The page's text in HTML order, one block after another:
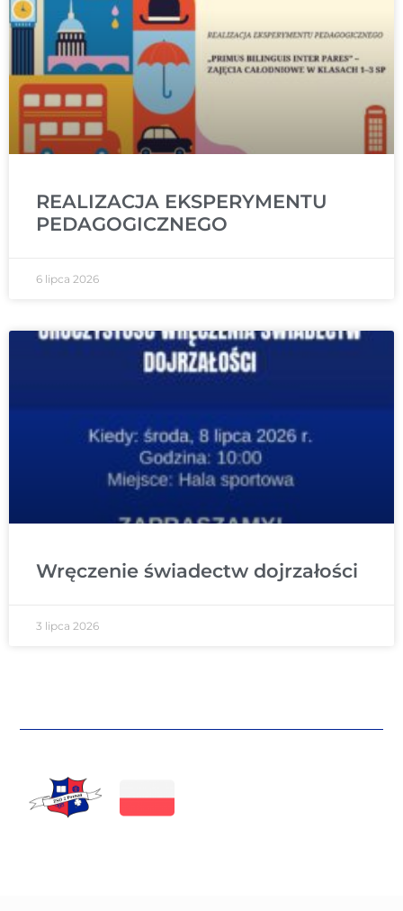
REALIZACJA EKSPERYMENTU
PEDAGOGICZNEGO
6 lipca 2026
Wręczenie świadectw dojrzałości
3 lipca 2026